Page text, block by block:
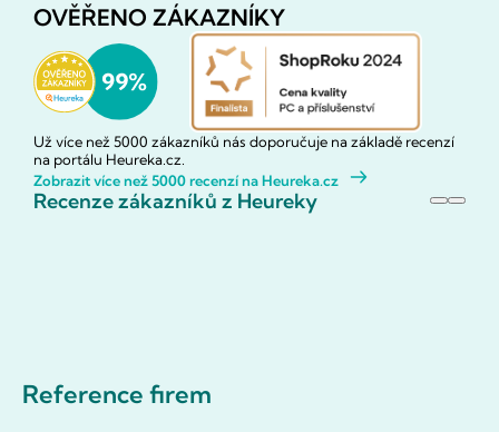
OVĚŘENO ZÁKAZNÍKY
Už více než 5000 zákazníků nás doporučuje na základě recenzí
na portálu Heureka.cz.
Zobrazit více než 5000 recenzí na Heureka.cz
Recenze zákazníků z Heureky
Reference firem